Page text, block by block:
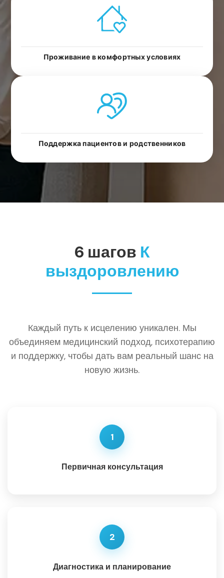
Проживание в комфортных условиях
Поддержка пациентов и родственников
6 шагов К
выздоровлению
Каждый путь к исцелению уникален. Мы
объединяем медицинский подход, психотерапию
и поддержку, чтобы дать вам реальный шанс на
новую жизнь.
1
Первичная консультация
2
Диагностика и планирование